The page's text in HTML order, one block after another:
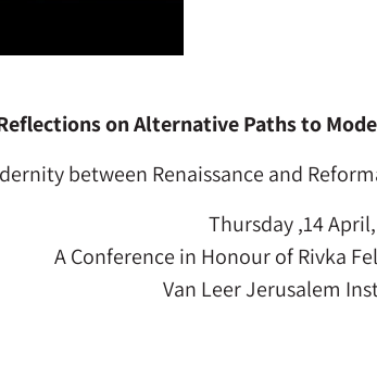
on Alternative Paths to
between Renaissance and
Thursday ,14
A Conference in Honour of Rivka
Van Leer Jerusalem